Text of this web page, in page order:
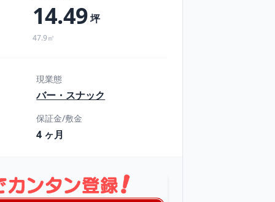
14.49坪
47.9㎡
現業態
バー・スナック
保証金/敷金
4 ヶ月